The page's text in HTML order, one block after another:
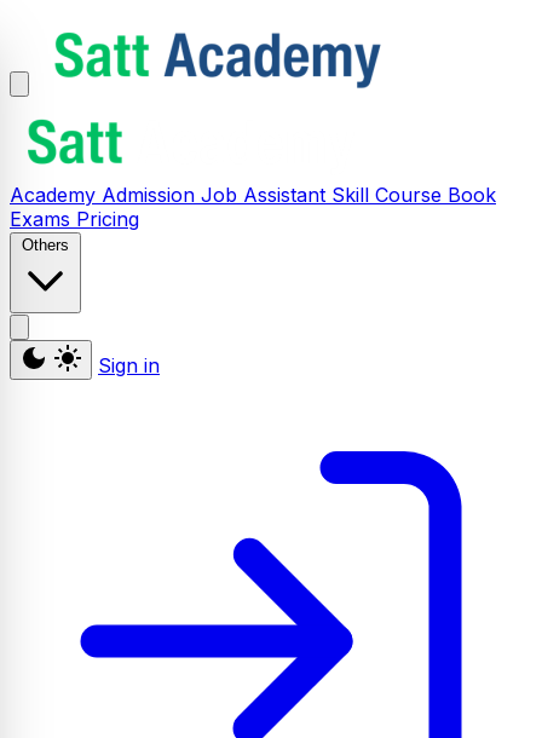
Academy Admission Job Assistant Skill Course Book
Exams Pricing
Others
Sign in